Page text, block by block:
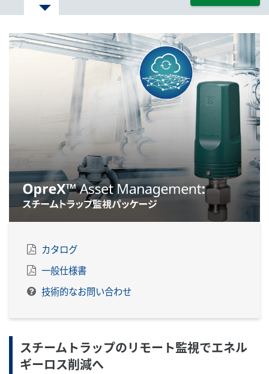
カタログ
一般仕様書
技術的なお問い合わせ
スチームトラップのリモート監視でエネル
ギーロス削減へ